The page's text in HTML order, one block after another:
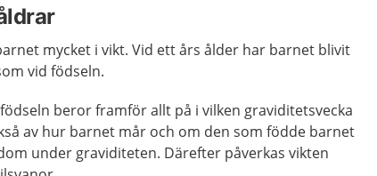
mycket i vikt. Vid ett års ålder har barnet blivit
vid födseln.
beror framför allt på i vilken graviditetsvecka
av hur barnet mår och om den som födde barnet
under graviditeten. Därefter påverkas vikten